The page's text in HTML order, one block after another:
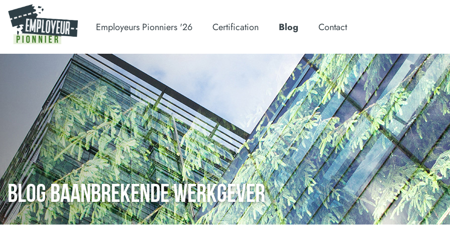
Employeurs Pionniers '26 Certification Blog Contact
BLOG BAANBREKENDE WERKGEVER